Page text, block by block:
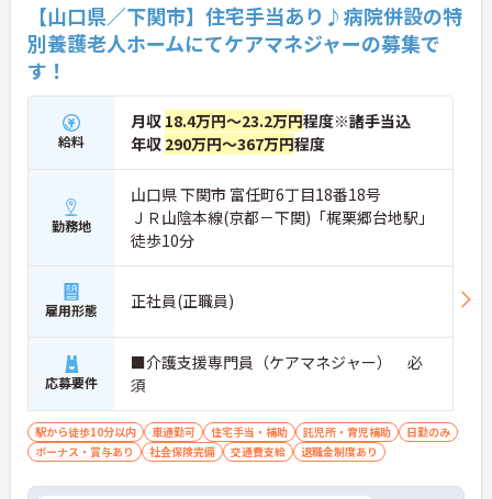
【山口県／下関市】住宅手当あり♪病院併設の特
別養護老人ホームにてケアマネジャーの募集で
す！
給料
月収 18.4万円～23.2万円程度※諸手当込
年収 290万円～367万円程度
勤務地
山口県 下関市 富任町6丁目18番18号
ＪＲ山陰本線(京都－下関)「梶栗郷台地駅」
徒歩10分
雇用形態 正社員(正職員)
応募要件
■介護支援専門員（ケアマネジャー） 必
須
駅から徒歩10分以内 車通勤可 住宅手当・補助 託児所・育児補助
日勤のみ
ボーナス・賞与あり
社会保険完備 交通費支給 退職金制度あり